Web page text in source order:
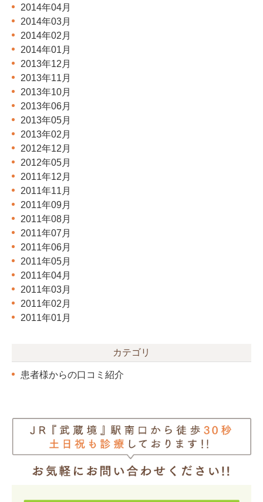
2014年04月
2014年03月
2014年02月
2014年01月
2013年12月
2013年11月
2013年10月
2013年06月
2013年05月
2013年02月
2012年12月
2012年05月
2011年12月
2011年11月
2011年09月
2011年08月
2011年07月
2011年06月
2011年05月
2011年04月
2011年03月
2011年02月
2011年01月
カテゴリ
患者様からの口コミ紹介